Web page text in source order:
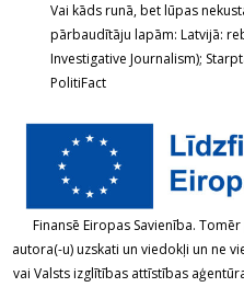
Vai kāds runā, bet lūpas
pārbaudītāju lapām: Latvijā:
Investigative Journalism);
PolitiFact
Finansē Eiropas Savienība.
autora(-u) uzskati un viedokļi un ne
vai Valsts izglītības attīstības